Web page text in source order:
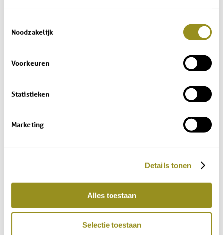
Noodzakelijk
Voorkeuren
Statistieken
Marketing
Details tonen
Alles toestaan
Selectie toestaan